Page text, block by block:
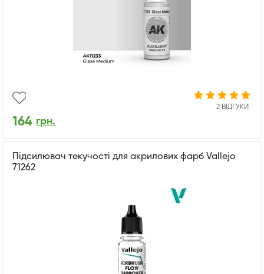
2 ВІДГУКИ
164 грн.
Підсилювач текучості для акрилових фарб Vallejo
71262